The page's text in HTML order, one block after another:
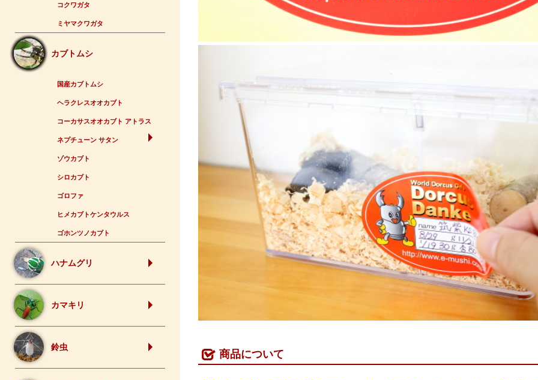
コクワガタ
ミヤマクワガタ
カブトムシ
国産カブトムシ
ヘラクレスオオカブト
コーカサスオオカブト アトラス
ネプチューン サタン
ゾウカブト
シロカブト
ゴロファ
ヒメカブトケンタウルス
ゴホンツノカブト
ハナムグリ
カマキリ
鈴虫
商品について